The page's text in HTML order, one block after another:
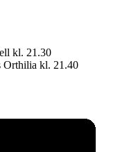
kl. 21.30
Orthilia kl. 21.40